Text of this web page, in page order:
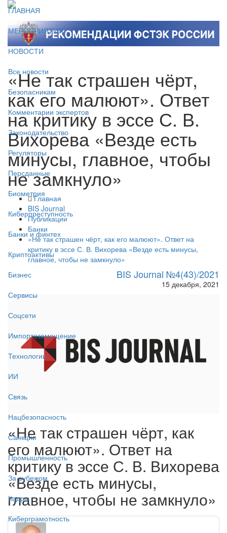
ГЛАВНАЯ
МЕРОПРИЯТИЯ
НОВОСТИ
Все новости
Безопасникам
Комментарии экспертов
Законодательство
Регуляторы
Персданные
Биометрия
Киберпреступность
Банки и финтех
Криптоактивы
Бизнес
Сервисы
Соцсети
Импортозамещение
Технологии
ИИ
Связь
Нацбезопасность
Санкции
Промышленность
За рубежом
Кадры
Киберграмотность
«Не так страшен чёрт,
как его малюют». Ответ
на критику в эссе С. В.
Вихорева «Везде есть
минусы, главное, чтобы
не замкнуло»
Главная
BIS Journal
Публикации
Банки
«Не так страшен чёрт, как его малюют». Ответ на
критику в эссе С. В. Вихорева «Везде есть минусы,
главное, чтобы не замкнуло»
BIS Journal №4(43)/2021
15 декабря, 2021
«Не так страшен чёрт, как
его малюют». Ответ на
критику в эссе С. В. Вихорева
«Везде есть минусы,
главное, чтобы не замкнуло»